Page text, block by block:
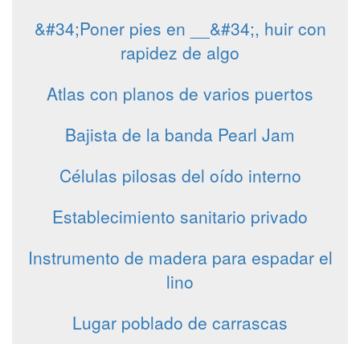
&#34;Poner pies en __&#34;, huir con
rapidez de algo
Atlas con planos de varios puertos
Bajista de la banda Pearl Jam
Células pilosas del oído interno
Establecimiento sanitario privado
Instrumento de madera para espadar el
lino
Lugar poblado de carrascas